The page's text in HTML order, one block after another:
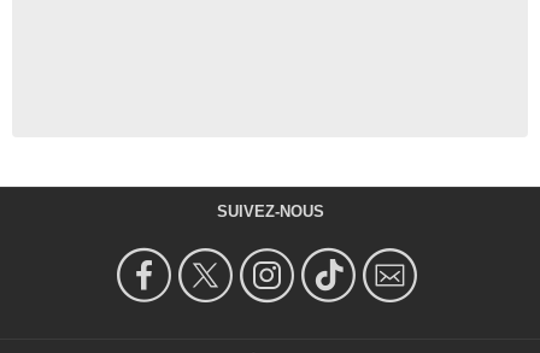
SUIVEZ-NOUS